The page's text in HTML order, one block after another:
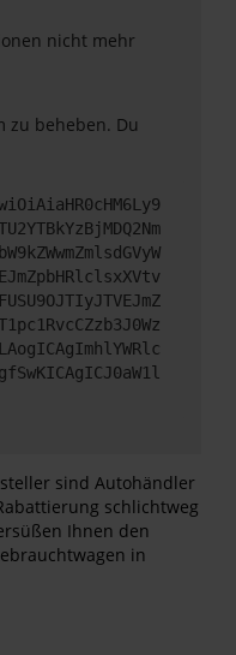
nicht mehr
zu beheben. Du
sind Autohändler
schlichtweg
Ihnen den
in